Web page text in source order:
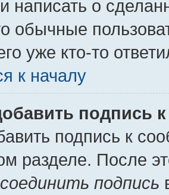
написать о
обычные
уже кто-то
к началу
подпись
подпись к
разделе. После
подпись